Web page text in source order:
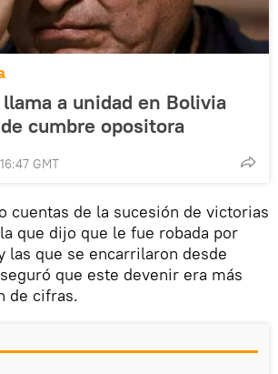
a unidad en Bolivia
cumbre opositora
GMT
cuentas de la sucesión de victorias
que dijo que le fue robada por
las que se encarrilaron desde
que este devenir era más
de cifras.